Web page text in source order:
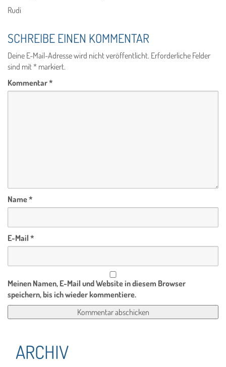
Rudi
SCHREIBE EINEN KOMMENTAR
Deine E-Mail-Adresse wird nicht veröffentlicht. Erforderliche Felder
sind mit* markiert.
Kommentar*
Name*
E-Mail *
Meinen Namen, E-Mail und Website in diesem Browser
speichern, bis ich wieder kommentiere.
ARCHIV